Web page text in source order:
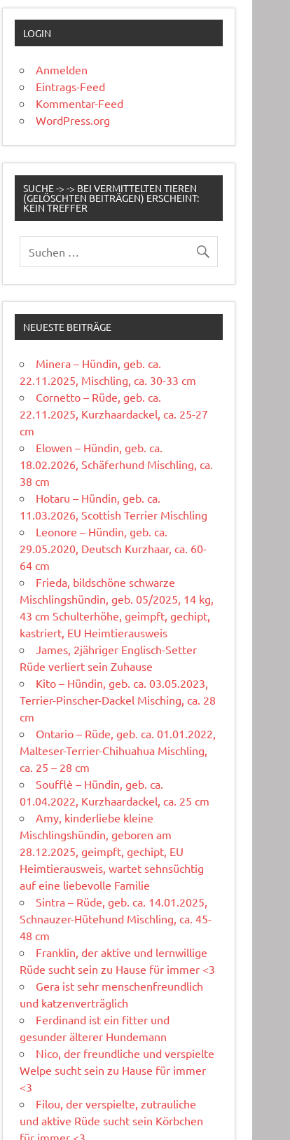
LOGIN
Anmelden
Eintrags-Feed
Kommentar-Feed
WordPress.org
SUCHE -> -> BEI VERMITTELTEN TIEREN
(GELÖSCHTEN BEITRÄGEN) ERSCHEINT:
KEIN TREFFER
NEUESTE BEITRÄGE
Minera – Hündin, geb. ca.
22.11.2025, Mischling, ca. 30-33 cm
Cornetto – Rüde, geb. ca.
22.11.2025, Kurzhaardackel, ca. 25-27
cm
Elowen – Hündin, geb. ca.
18.02.2026, Schäferhund Mischling, ca.
38 cm
Hotaru – Hündin, geb. ca.
11.03.2026, Scottish Terrier Mischling
Leonore – Hündin, geb. ca.
29.05.2020, Deutsch Kurzhaar, ca. 60-
64 cm
Frieda, bildschöne schwarze
Mischlingshündin, geb. 05/2025, 14 kg,
43 cm Schulterhöhe, geimpft, gechipt,
kastriert, EU Heimtierausweis
James, 2jähriger Englisch-Setter
Rüde verliert sein Zuhause
Kito – Hündin, geb. ca. 03.05.2023,
Terrier-Pinscher-Dackel Misching, ca. 28
cm
Ontario – Rüde, geb. ca. 01.01.2022,
Malteser-Terrier-Chihuahua Mischling,
ca. 25 – 28 cm
Soufflè – Hündin, geb. ca.
01.04.2022, Kurzhaardackel, ca. 25 cm
Amy, kinderliebe kleine
Mischlingshündin, geboren am
28.12.2025, geimpft, gechipt, EU
Heimtierausweis, wartet sehnsüchtig
auf eine liebevolle Familie
Sintra – Rüde, geb. ca. 14.01.2025,
Schnauzer-Hütehund Mischling, ca. 45-
48 cm
Franklin, der aktive und lernwillige
Rüde sucht sein zu Hause für immer <3
Gera ist sehr menschenfreundlich
und katzenverträglich
Ferdinand ist ein fitter und
gesunder älterer Hundemann
Nico, der freundliche und verspielte
Welpe sucht sein zu Hause für immer
<3
Filou, der verspielte, zutrauliche
und aktive Rüde sucht sein Körbchen